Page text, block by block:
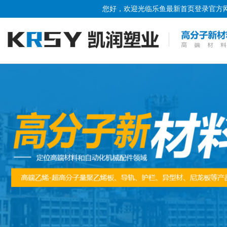
您好，欢迎光临乐鱼最新首页登录官方